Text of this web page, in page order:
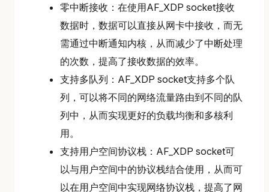
零中断接收：在使用AF_XDP socket接收
数据时，数据可以直接从网卡中接收，而无
需通过中断通知内核，从而减少了中断处理
的次数，提高了接收数据的效率。
支持多队列：AF_XDP socket支持多个队
列，可以将不同的网络流量路由到不同的队
列中，从而实现更好的负载均衡和多核利
用。
支持用户空间协议栈：AF_XDP socket可
以与用户空间中的协议栈结合使用，从而可
以在用户空间中实现网络协议栈，提高了网